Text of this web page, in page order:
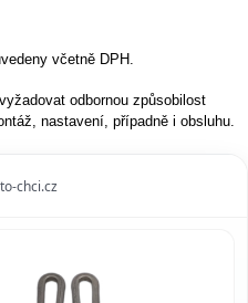
včetně DPH.
odbornou způsobilost
nastavení, případně i obsluhu.
chci.cz